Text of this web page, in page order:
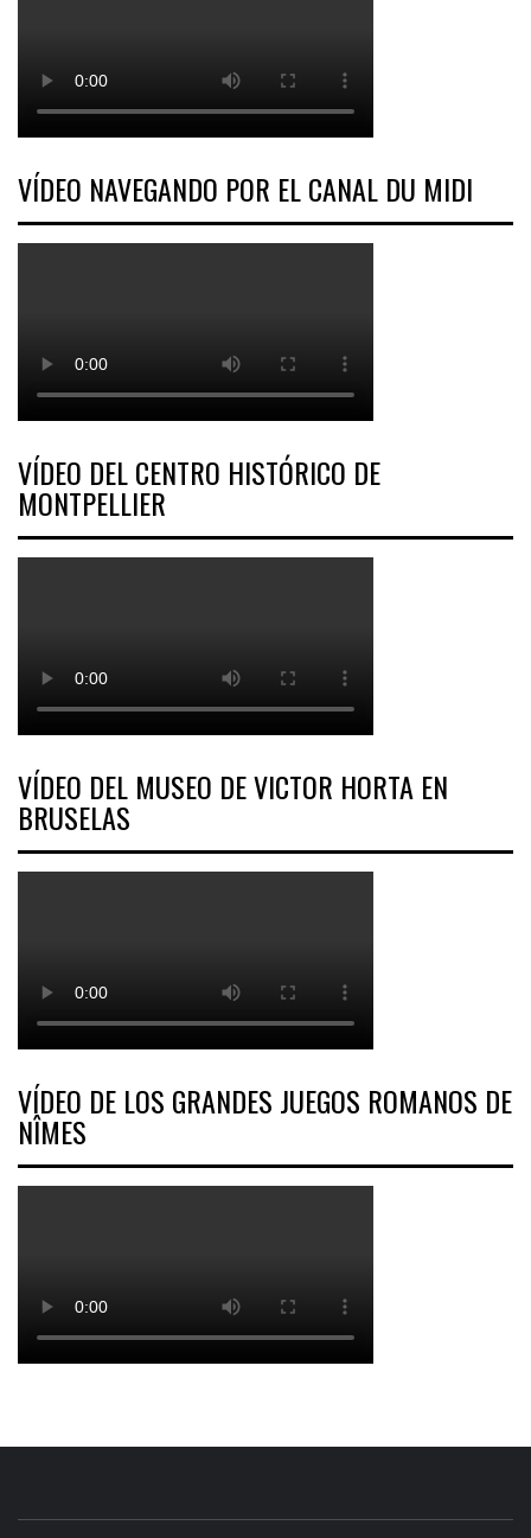
VÍDEO NAVEGANDO POR EL CANAL DU MIDI
VÍDEO DEL CENTRO HISTÓRICO DE
MONTPELLIER
VÍDEO DEL MUSEO DE VICTOR HORTA EN
BRUSELAS
VÍDEO DE LOS GRANDES JUEGOS ROMANOS DE
NÎMES